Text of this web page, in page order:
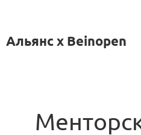
Альянс x Beinopen